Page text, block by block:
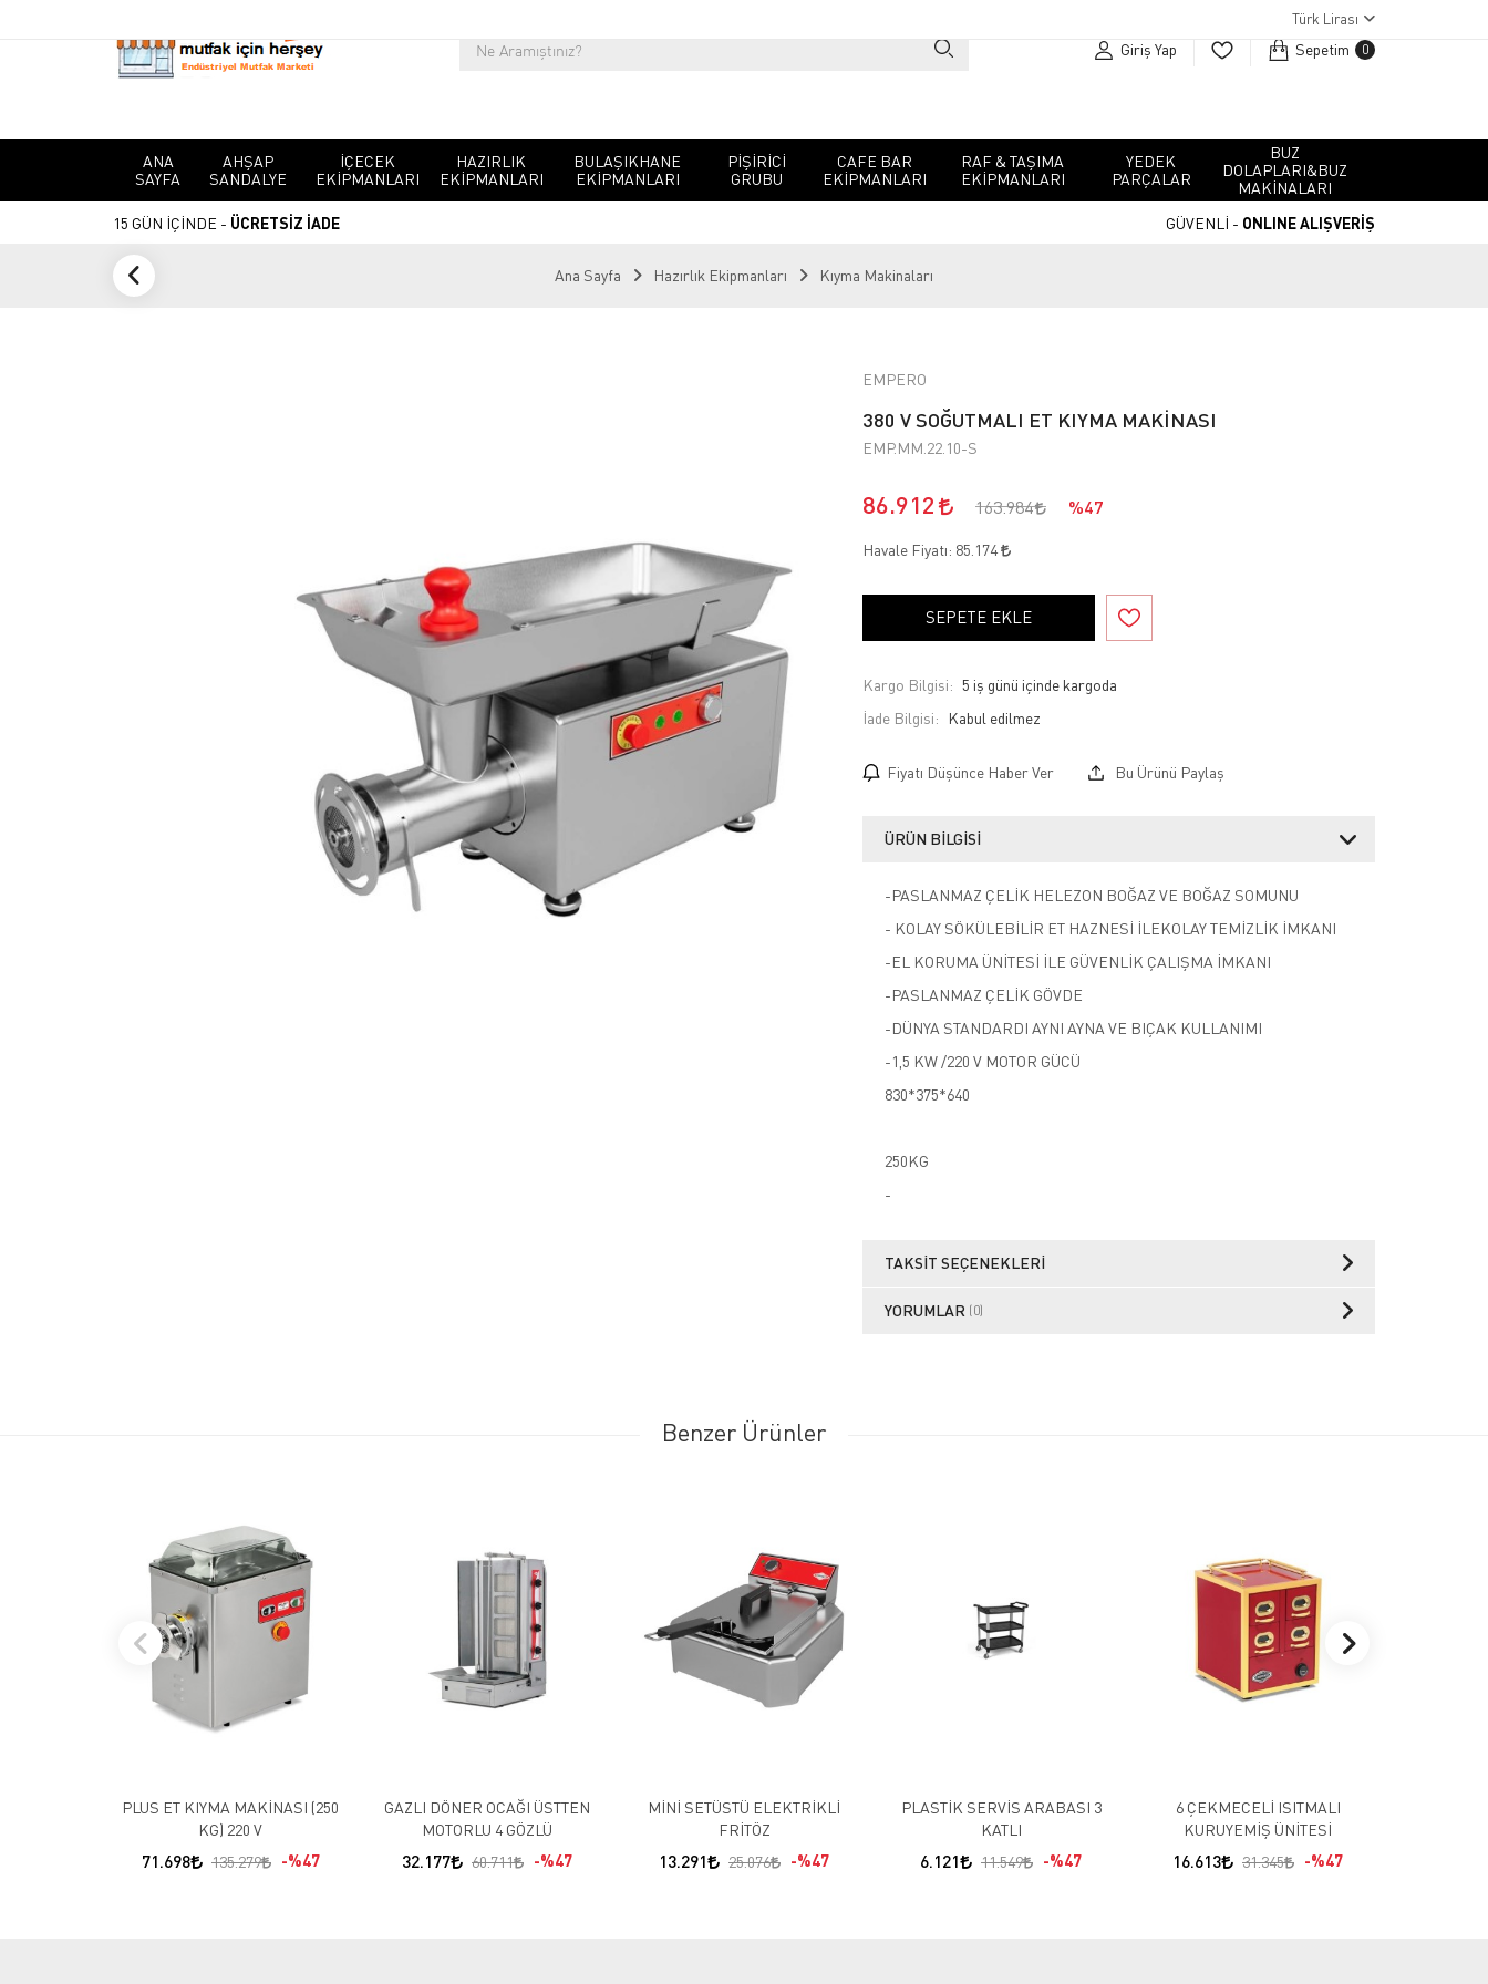
Türk Lirası
Giriş Yap Sepetim 0
ANA
SAYFA
AHŞAP
SANDALYE
İÇECEK
EKIPMANLARI
HAZIRLIK
EKIPMANLARI
BULAŞIKHANE
EKIPMANLARI
PIŞIRICI
GRUBU
CAFE BAR
EKIPMANLARI
RAF & TAŞIMA
EKIPMANLARI
YEDEK
PARÇALAR
BUZ
DOLAPLARI&BUZ
MAKINALARI
15 GÜN İÇİNDE - ÜCRETSİZ İADE GÜVENLİ - ONLINE ALIŞVERİŞ
Ana Sayfa Hazırlık Ekipmanları Kıyma Makinaları
EMPERO
380 V SOĞUTMALI ET KIYMA MAKİNASI
EMP.MM.22.10-S
86.912 163.984 %47
Havale Fiyatı: 85.174
SEPETE EKLE
Kargo Bilgisi: 5 iş günü içinde kargoda
İade Bilgisi:
Fiyatı Düşünce Haber Ver Bu Ürünü Paylaş
ÜRÜN BILGISI
-PASLANMAZ ÇELİK HELEZON BOĞAZ VE BOĞAZ SOMUNU
- KOLAY SÖKÜLEBİLİR ET HAZNESİ İLEKOLAY TEMİZLİK İMKANI
-EL KORUMA ÜNİTESİ İLE GÜVENLİK ÇALIŞMA İMKANI
-PASLANMAZ ÇELİK GÖVDE
-DÜNYA STANDARDI AYNI AYNA VE BIÇAK KULLANIMI
-1,5 KW /220 V MOTOR GÜCÜ
830*375*640
250KG
-
TAKSIT SEÇENEKLERI
YORUMLAR (0)
Benzer Ürünler
PLUS ET KIYMA MAKİNASI (250
KG) 220 V
71.698 135.279 %47
GAZLI DÖNER OCAĞI ÜSTTEN
MOTORLU 4 GÖZLÜ
32.177 60.711 %47
MİNİ SETÜSTÜ ELEKTRİKLİ
FRİTÖZ
13.291 25.076 %47
PLASTİK SERVİS ARABASI 3
KATLI
6.121 11.549 %47
6 ÇEKMECELİ ISITMALI
KURUYEMİŞ ÜNİTESİ
16.613 31.345 %47